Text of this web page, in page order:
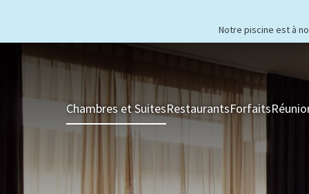
Notre piscine est à
Chambres et SuitesRestaurantsForfaits